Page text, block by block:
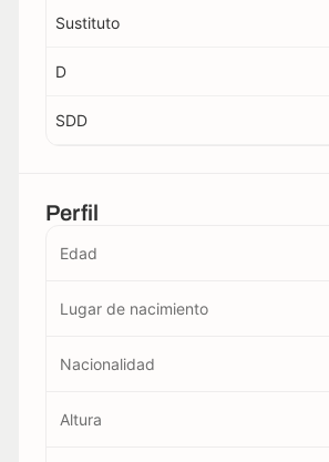
Sustituto
D
SDD
Perfil
Edad
Lugar de nacimiento
Nacionalidad
Altura